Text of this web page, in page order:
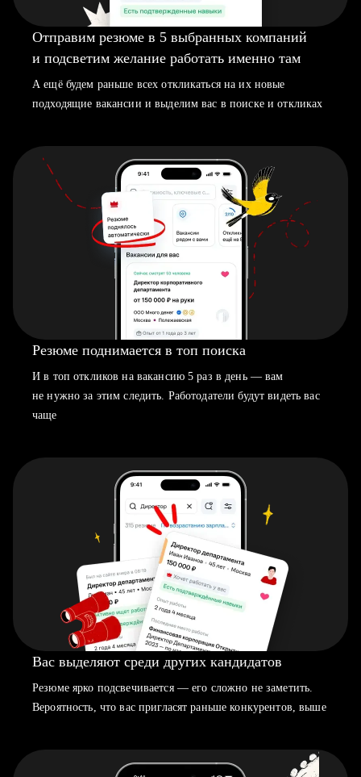
Отправим резюме в 5 выбранных компаний
и подсветим желание работать именно там
А ещё будем раньше всех откликаться на их новые
подходящие вакансии и выделим вас в поиске и откликах
Резюме поднимается в топ поиска
И в топ откликов на вакансию 5 раз в день — вам
не нужно за этим следить. Работодатели будут видеть вас
чаще
Вас выделяют среди других кандидатов
Резюме ярко подсвечивается — его сложно не заметить.
Вероятность, что вас пригласят раньше конкурентов, выше